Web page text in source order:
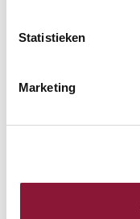
Statistieken
Marketing